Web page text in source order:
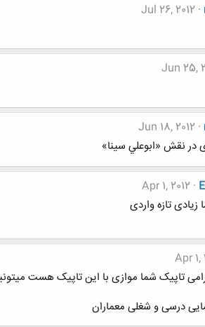
Jul 26, 2012
Jun 25,
Jun 18, 2012
در نقش «ابوعلي سينا»
Apr 1, 2012
تازه واردی
Apr 1,
تاپیک شما موازی با این تاپیک هست
درسی و شغلی معماران